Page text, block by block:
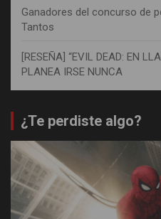
Ganadores del concurso de
Tantos
[RESEÑA] “EVIL DEAD: EN
PLANEA IRSE NUNCA
¿Te perdiste algo?